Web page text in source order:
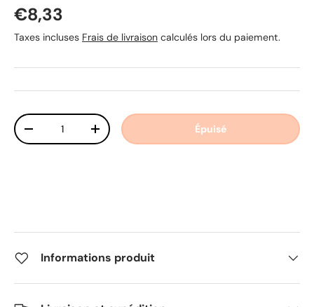
Prix habituel
€8,33
Taxes incluses Frais de livraison calculés lors du paiement.
Qté
Diminuer la quantitéAugmenter la quantitéÉpuisé
Informations produit